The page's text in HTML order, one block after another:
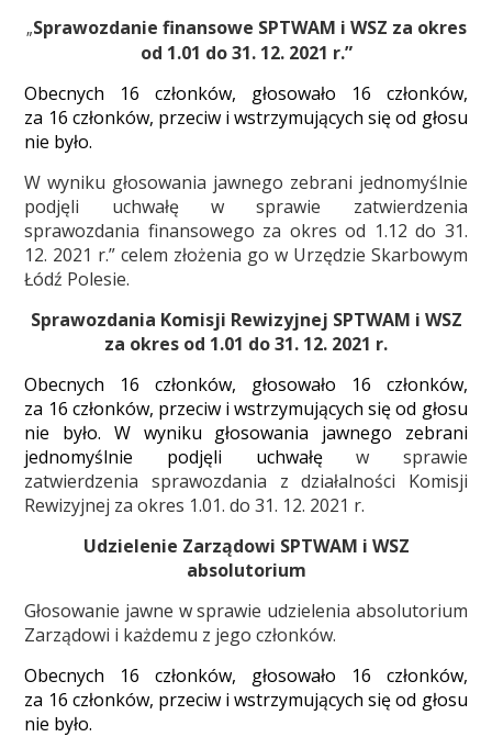
„Sprawozdanie finansowe SPTWAM i WSZ za okres
od 1.01 do 31. 12. 2021 r.”
Obecnych 16 członków, głosowało 16 członków,
za 16 członków, przeciw i wstrzymujących się od głosu
nie było.
W wyniku głosowania jawnego zebrani jednomyślnie
podjęli uchwałę w sprawie zatwierdzenia
sprawozdania finansowego za okres od 1.12 do 31.
12. 2021 r.” celem złożenia go w Urzędzie Skarbowym
Łódź Polesie.
Sprawozdania Komisji Rewizyjnej SPTWAM i WSZ
za okres od 1.01 do 31. 12. 2021 r.
Obecnych 16 członków, głosowało 16 członków,
za 16 członków, przeciw i wstrzymujących się od głosu
nie było. W wyniku głosowania jawnego zebrani
jednomyślnie podjęli uchwałęw sprawie
zatwierdzenia sprawozdania z działalności Komisji
Rewizyjnej za okres 1.01. do 31. 12. 2021 r.
Udzielenie Zarządowi SPTWAM i WSZ
absolutorium
Głosowanie jawne w sprawie udzielenia absolutorium
Zarządowi i każdemu z jego członków.
Obecnych 16 członków, głosowało 16 członków,
za 16 członków, przeciw i wstrzymujących się od głosu
nie było.